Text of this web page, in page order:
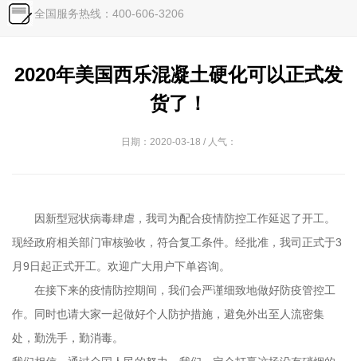
全国服务热线：400-606-3206
2020年美国西乐混凝土硬化可以正式发
货了！
日期：2020-03-18 / 人气：
因新型冠状病毒肆虐，我司为配合疫情防控工作延迟了开工。
现经政府相关部门审核验收，符合复工条件。经批准，我司正式于3
月9日起正式开工。欢迎广大用户下单咨询。
在接下来的疫情防控期间，我们会严谨细致地做好防疫管控工
作。同时也请大家一起做好个人防护措施，避免外出至人流密集
处，勤洗手，勤消毒。